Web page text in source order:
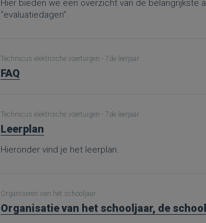
Hier bieden we een overzicht van de belangrijkste
“evaluatiedagen”.
Technicus elektrische voertuigen - 7de leerjaar
FAQ
Technicus elektrische voertuigen - 7de leerjaar
Leerplan
Hieronder vind je het leerplan.
Organiseren van het schooljaar
Organisatie van het schooljaar, de